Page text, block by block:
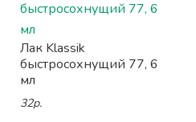
Лак Klassik
быстросохнущий 77, 6
мл
32р.